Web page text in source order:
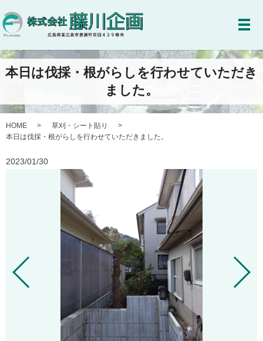
メ
本日は伐採・根がらしを行わせていただき
ました。
HOME
草刈・シート貼り
本日は伐採・根がらしを行わせていただきました。
2023/01/30